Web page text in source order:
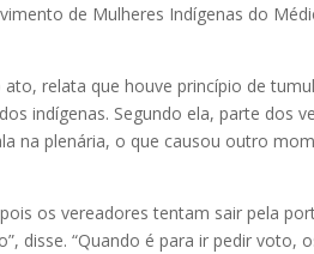
de Mulheres Indígenas do
relata que houve princípio de
indígenas. Segundo ela, parte dos
na plenária, o que causou outro
os vereadores tentam sair pela
disse. “Quando é para ir pedir voto,